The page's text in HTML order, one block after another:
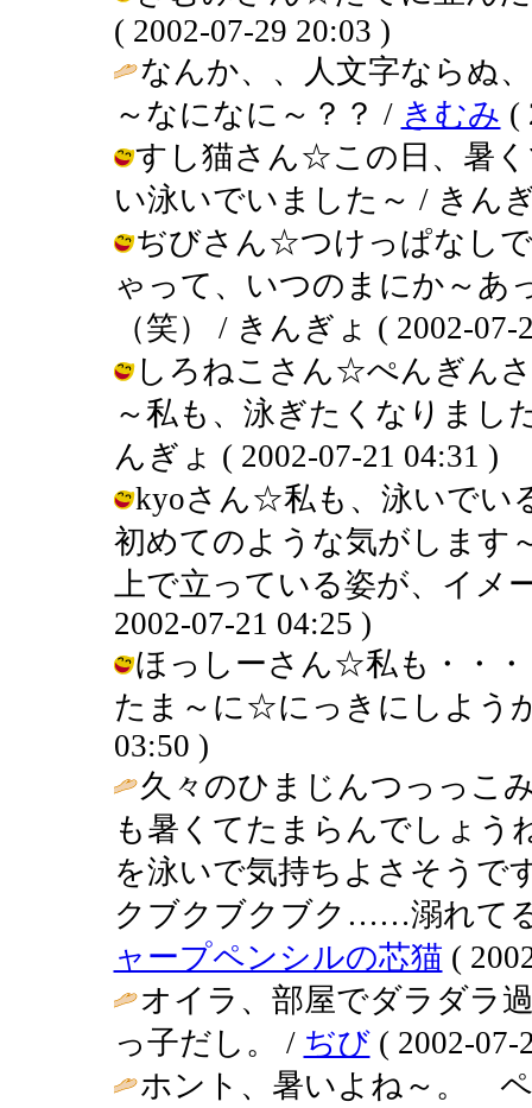
( 2002-07-29 20:03 )
なんか、、人文字なら
～なになに～？？ / きむみ (
すし猫さん☆この日、暑
い泳いでいました～ / きん
ぢびさん☆つけっぱなし
ゃって、いつのまにか～あ
（笑） / きんぎょ ( 2002-07-
しろねこさん☆ぺんぎん
～私も、泳ぎたくなりまし
んぎょ ( 2002-07-21 04:31 )
kyoさん☆私も、泳いでい
初めてのような気がします
上で立っている姿が、イ
2002-07-21 04:25 )
ほっしーさん☆私も・・
たま～に☆にっきにしよう
03:50 )
久々のひまじんつっっ
も暑くてたまらんでしょ
を泳いで気持ちよさそう
クブクブクブク……溺れて
ャープペンシルの芯猫 (
オイラ、部屋でダラダラ
っ子だし。 / ぢび( 2002-07-
ホント、暑いよね～。